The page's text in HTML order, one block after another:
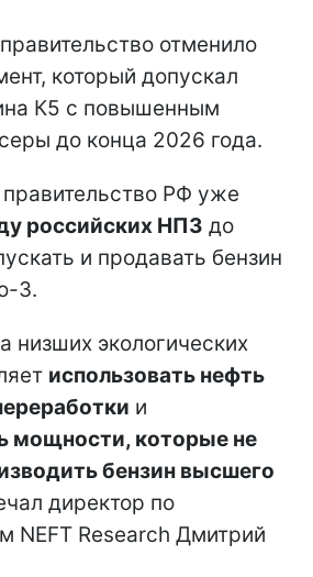
отменило
который допускал
К5 с повышенным
до конца 2026 года.
РФ уже
российских НПЗ до
и продавать бензин
3.
низших экологических
использовать нефть
и
мощности, которые не
бензин высшего
директор по
NEFT Research Дмитрий